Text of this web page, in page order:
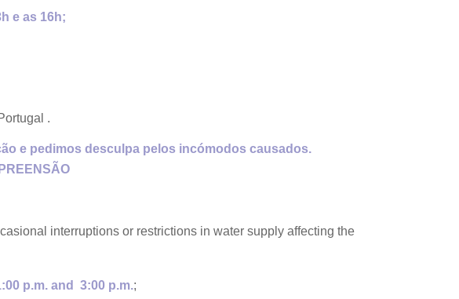
e as 16h;
.
e pedimos desculpa pelos incómodos causados.
interruptions or restrictions in water supply affecting the
p.m. and 3:00 p.m.;